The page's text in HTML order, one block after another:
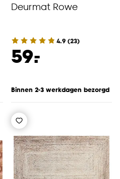
Deurmat Rowe
4.9 (23)
59.
-
Binnen 2-3 werkdagen bezorgd